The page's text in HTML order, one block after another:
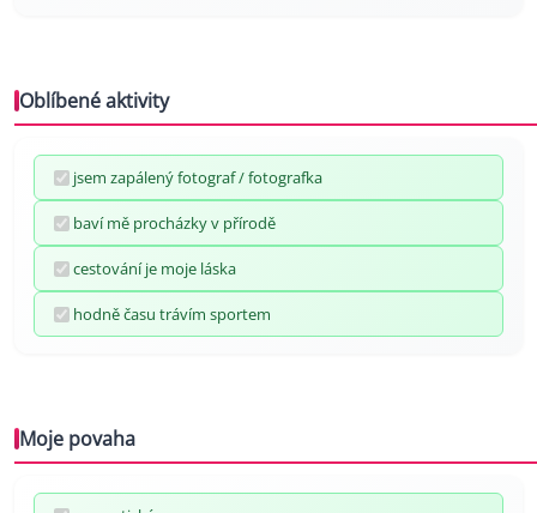
Oblíbené aktivity
jsem zapálený fotograf / fotografka
baví mě procházky v přírodě
cestování je moje láska
hodně času trávím sportem
Moje povaha